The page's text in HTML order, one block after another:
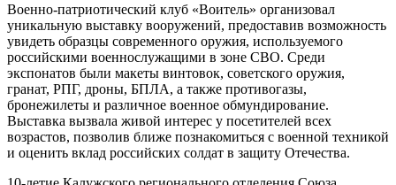
Военно-патриотический клуб «Воитель» организовал
уникальную выставку вооружений, предоставив возможность
увидеть образцы современного оружия, используемого
российскими военнослужащими в зоне СВО. Среди
экспонатов были макеты винтовок, советского оружия,
гранат, РПГ, дроны, БПЛА, а также противогазы,
бронежилеты и различное военное обмундирование.
Выставка вызвала живой интерес у посетителей всех
возрастов, позволив ближе познакомиться с военной техникой
и оценить вклад российских солдат в защиту Отечества.